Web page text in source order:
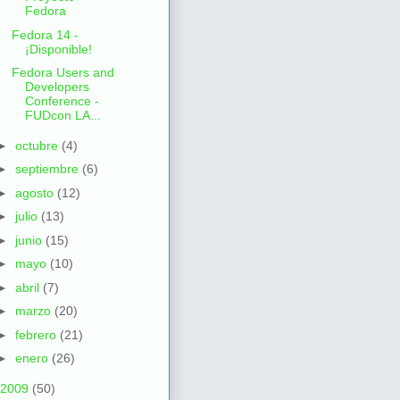
Fedora
Fedora 14 -
¡Disponible!
Fedora Users and
Developers
Conference -
FUDcon LA...
octubre (4)
septiembre (6)
agosto (12)
julio (13)
junio (15)
mayo (10)
abril (7)
marzo (20)
febrero (21)
enero (26)
2009 (50)